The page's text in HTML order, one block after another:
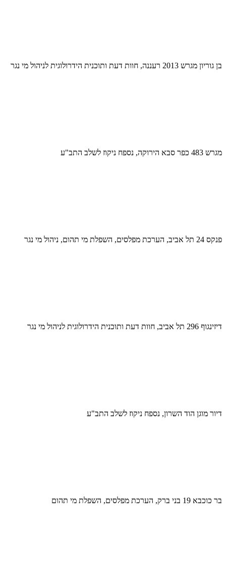
בן גוריון מגרש 2013 רעננה, חוות דעת ותוכנית הידרולוגית לניהול מי נגר
מגרש 483 כפר סבא הירוקה, נספח ניקוז לשלב התב"ע
פנקס 24 תל אביב, הערכת מפלסים, השפלת מי תהום, ניהול מי נגר
דיזינגוף 296 תל אביב, חוות דעת ותוכנית הידרולוגית לניהול מי נגר
דיור מוגן הוד השרון, נספח ניקוז לשלב התב"ע
בר כוכבא 19 בני ברק, הערכת מפלסים, השפלת מי תהום